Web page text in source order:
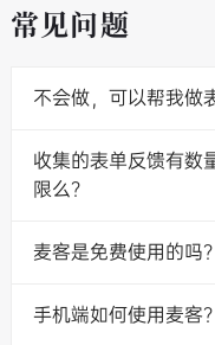
常见问题
不会做，可以帮我做
收集的表单反馈有数
限么？
麦客是免费使用的吗
手机端如何使用麦客？